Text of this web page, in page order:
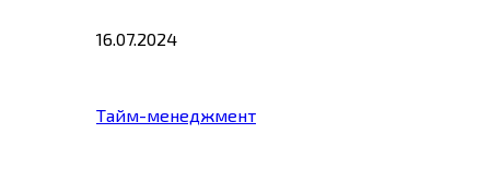
16.07.2024
Тайм-менеджмент